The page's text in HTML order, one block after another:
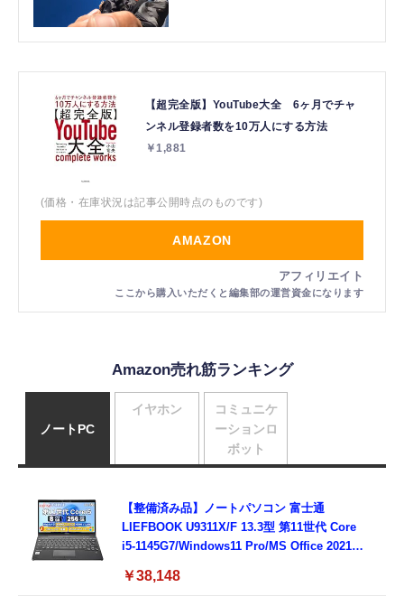
【超完全版】YouTube大全 6ヶ月でチャ
ンネル登録者数を10万人にする方法
￥1,881
(価格・在庫状況は記事公開時点のものです)
AMAZON
Amazon売れ筋ランキング
ノートPC
【整備済み品】ノートパソコン 富士通
LIEFBOOK U9311X/F 13.3型 第11世代 Core
i5-1145G7/Windows11 Pro/MS Office 2021搭
Type-C/360度回転対応/有線静音マウス付
￥38,148
イヤホン
コミュニケ
ーションロ
ボット